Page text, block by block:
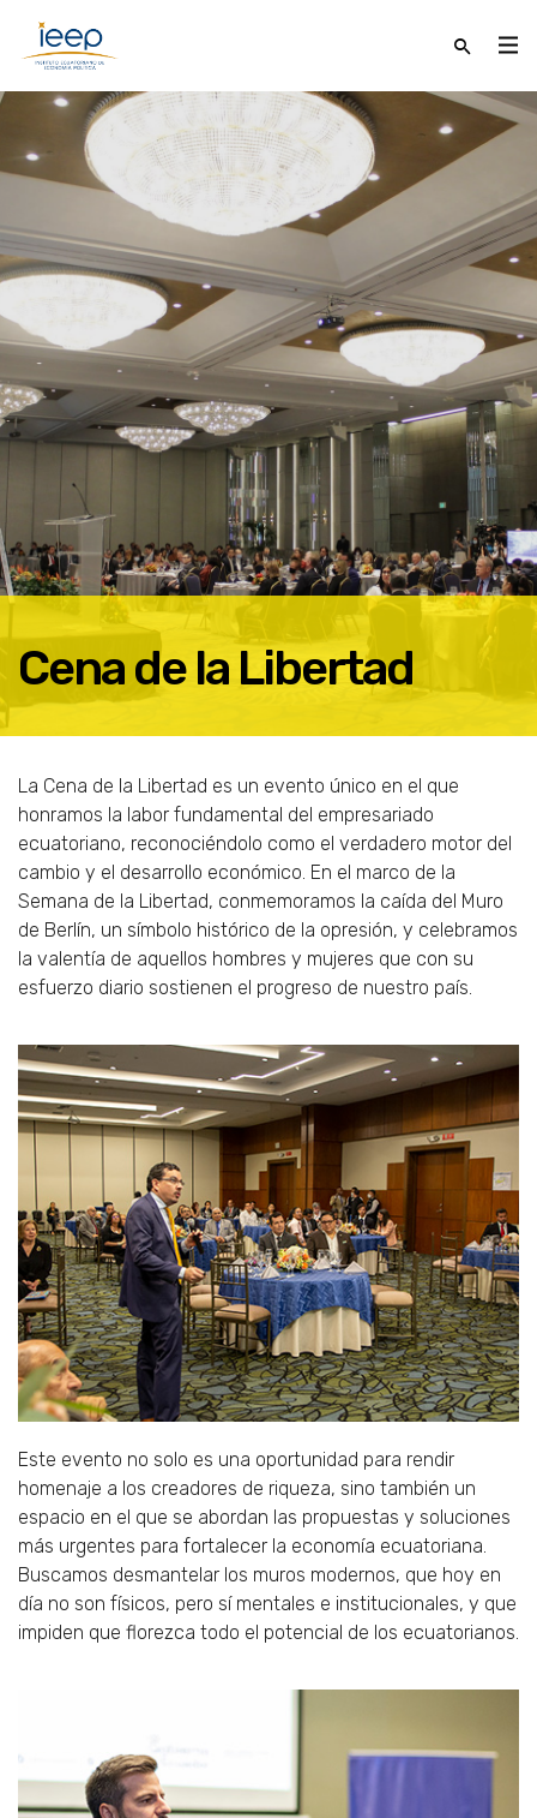
Cena de la Libertad
La Cena de la Libertad es un evento único en el que
honramos la labor fundamental del empresariado
ecuatoriano, reconociéndolo como el verdadero motor del
cambio y el desarrollo económico. En el marco de la
Semana de la Libertad, conmemoramos la caída del Muro
de Berlín, un símbolo histórico de la opresión, y celebramos
la valentía de aquellos hombres y mujeres que con su
esfuerzo diario sostienen el progreso de nuestro país.
Este evento no solo es una oportunidad para rendir
homenaje a los creadores de riqueza, sino también un
espacio en el que se abordan las propuestas y soluciones
más urgentes para fortalecer la economía ecuatoriana.
Buscamos desmantelar los muros modernos, que hoy en
día no son físicos, pero sí mentales e institucionales, y que
impiden que florezca todo el potencial de los ecuatorianos.